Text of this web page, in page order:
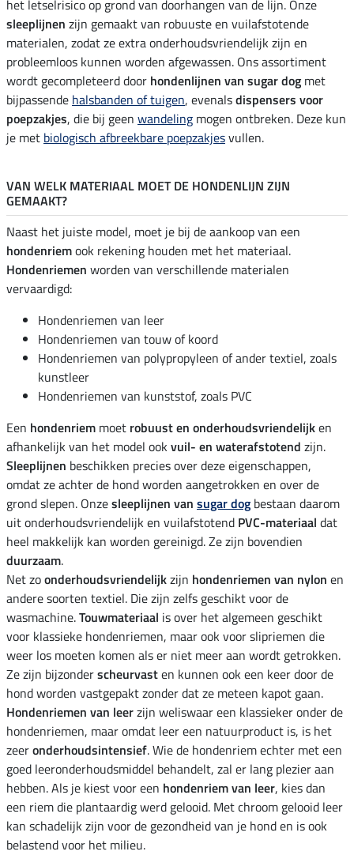
het letselrisico op grond van doorhangen van de lijn. Onze
sleeplijnen zijn gemaakt van robuuste en vuilafstotende
materialen, zodat ze extra onderhoudsvriendelijk zijn en
probleemloos kunnen worden afgewassen. Ons assortiment
wordt gecompleteerd door hondenlijnen van sugar dog met
bijpassende halsbanden of tuigen, evenalsdispensers voor
poepzakjes, die bij geen wandeling mogen ontbreken. Deze kun
je met biologisch afbreekbare poepzakjesvullen.
VAN WELK MATERIAAL MOET DE HONDENLIJN ZIJN
GEMAAKT?
Naast het juiste model, moet je bij de aankoop van een
hondenriemook rekening houden met het materiaal.
Hondenriemen worden van verschillende materialen
vervaardigd:
Hondenriemen van leer
Hondenriemen van touw of koord
Hondenriemen van polypropyleen of ander textiel, zoals
kunstleer
Hondenriemen van kunststof, zoals PVC
Een hondenriem moet robuust en onderhoudsvriendelijken
afhankelijk van het model ook vuil- en waterafstotend zijn.
Sleeplijnen beschikken precies over deze eigenschappen,
omdat ze achter de hond worden aangetrokken en over de
grond slepen. Onzesleeplijnen van sugar dog bestaan daarom
uit onderhoudsvriendelijk en vuilafstotend PVC-materiaal dat
heel makkelijk kan worden gereinigd. Ze zijn bovendien
duurzaam.
Net zoonderhoudsvriendelijkzijn hondenriemen van nylon en
andere soorten textiel. Die zijn zelfs geschikt voor de
wasmachine.Touwmateriaal is over het algemeen geschikt
voor klassieke hondenriemen, maar ook voor slipriemen die
weer los moeten komen als er niet meer aan wordt getrokken.
Ze zijn bijzonderscheurvasten kunnen ook een keer door de
hond worden vastgepakt zonder dat ze meteen kapot gaan.
Hondenriemen van leerzijn weliswaar een klassieker onder de
hondenriemen, maar omdat leer een natuurproduct is, is het
zeeronderhoudsintensief. Wie de hondenriem echter met een
goed leeronderhoudsmiddel behandelt, zal er lang plezier aan
hebben. Als je kiest voor een hondenriem van leer, kies dan
een riem die plantaardig werd gelooid. Met chroom gelooid leer
kan schadelijk zijn voor de gezondheid van je hond en is ook
belastend voor het milieu.